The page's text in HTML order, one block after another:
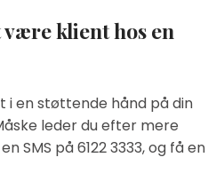
klient hos en
en støttende hånd på din
leder du efter mere
SMS på 6122 3333, og få en